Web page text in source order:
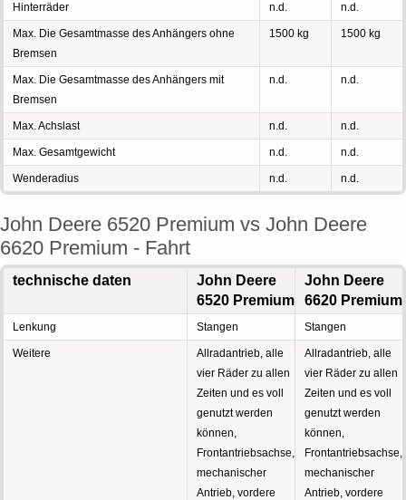
Hinterräder n.d. n.d.
Max. Die Gesamtmasse des Anhängers ohne
Bremsen
1500 kg 1500 kg
Max. Die Gesamtmasse des Anhängers mit
Bremsen
n.d. n.d.
Max. Achslast n.d. n.d.
Max. Gesamtgewicht n.d. n.d.
Wenderadius n.d. n.d.
John Deere 6520 Premium vs John Deere
6620 Premium - Fahrt
technische daten
John Deere
6520 Premium
John Deere
6620 Premium
Lenkung Stangen Stangen
Weitere
Allradantrieb, alle
vier Räder zu allen
Zeiten und es voll
genutzt werden
können,
Frontantriebsachse,
mechanischer
Antrieb, vordere
Allradantrieb, alle
vier Räder zu allen
Zeiten und es voll
genutzt werden
können,
Frontantriebsachse,
mechanischer
Antrieb, vordere